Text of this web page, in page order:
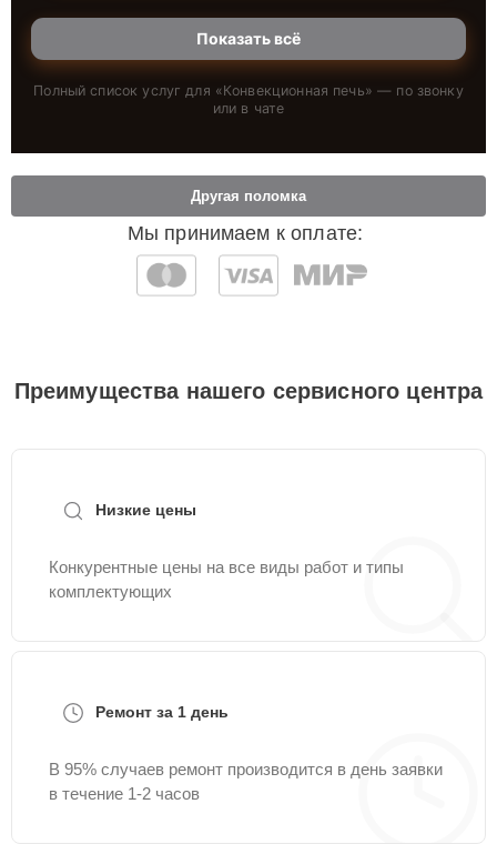
Показать всё
Полный список услуг для «Конвекционная печь» — по звонку
или в чате
Мы принимаем к оплате:
Другая поломка
Преимущества нашего сервисного центра
Низкие цены
Конкурентные цены на все виды работ и типы
комплектующих
Ремонт за 1 день
В 95% случаев ремонт производится в день заявки
в течение 1-2 часов